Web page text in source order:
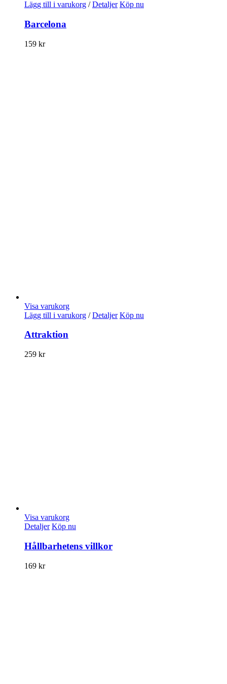
Lägg till i varukorg / Detaljer Köp nu
Barcelona
159 kr
Visa varukorg
Lägg till i varukorg / Detaljer Köp nu
Attraktion
259 kr
Visa varukorg
Detaljer Köp nu
Hållbarhetens villkor
169 kr